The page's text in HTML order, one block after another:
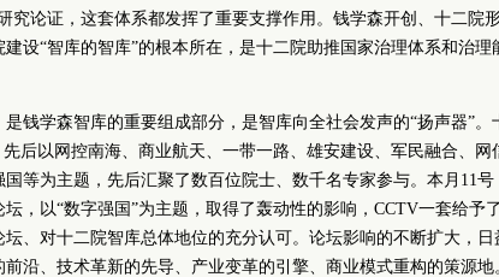
究论证，这套体系都发挥了重要支撑作用。钱学森开创、十二院
设“智库的智库”的根本所在，是十二院助推国家治理体系和治理
钱学森智库的重要组成部分，是智库向全社会发声的“扬声器”。
先后以网控南海、商业航天、一带一路、雄安建设、军民融合、网
等为主题，先后汇聚了数百位院士、数千名专家参与。本月11
，以“数字强国”为主题，取得了轰动性的影响，CCTV一套给予
坛、对十二院智库总体地位的充分认可。论坛影响的不断扩大，日
沿、技术革新的先导、产业变革的引擎、商业模式重构的策源地